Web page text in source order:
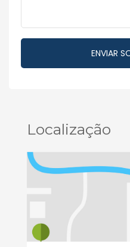
Localização